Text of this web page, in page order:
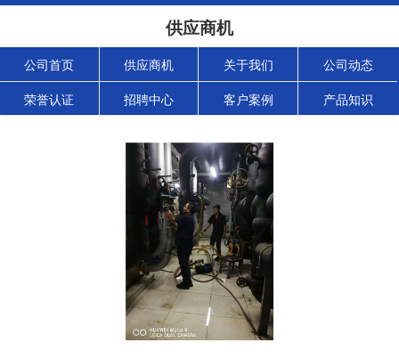
供应商机
公司首页 供应商机 关于我们 公司动态
荣誉认证 招聘中心 客户案例 产品知识